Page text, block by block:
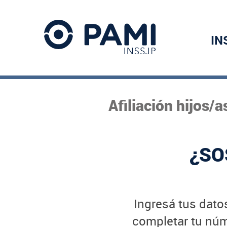
Afiliación hijos/
Ingresá tus
completar tu